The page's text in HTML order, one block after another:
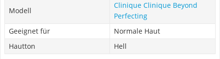
Modell
Clinique Clinique Beyond
Perfecting
Geeignet für
Normale Haut
Hautton
Hell